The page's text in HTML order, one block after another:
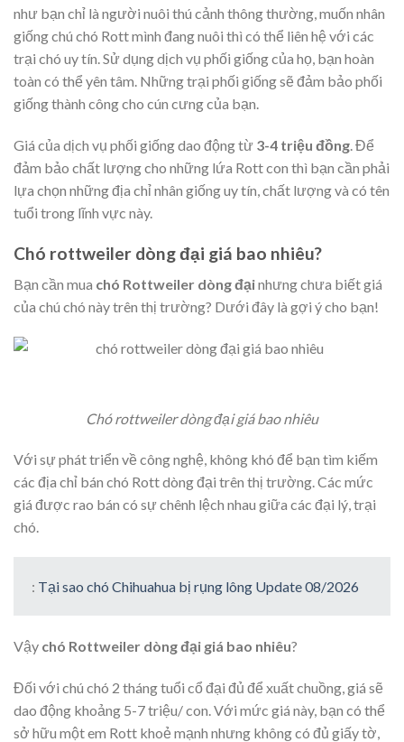
như bạn chỉ là người nuôi thú cảnh thông thường, muốn nhân
giống chú chó Rott mình đang nuôi thì có thể liên hệ với các
trại chó uy tín. Sử dụng dịch vụ phối giống của họ, bạn hoàn
toàn có thể yên tâm. Những trại phối giống sẽ đảm bảo phối
giống thành công cho cún cưng của bạn.
Giá của dịch vụ phối giống dao động từ 3-4 triệu đồng . Để
đảm bảo chất lượng cho những lứa Rott con thì bạn cần phải
lựa chọn những địa chỉ nhân giống uy tín, chất lượng và có tên
tuổi trong lĩnh vực này.
Chó rottweiler dòng đại giá bao nhiêu?
Bạn cần mua chó Rottweiler dòng đạinhưng chưa biết giá
của chú chó này trên thị trường? Dưới đây là gợi ý cho bạn!
Chó rottweiler dòng đại giá bao nhiêu
Với sự phát triển về công nghệ, không khó để bạn tìm kiếm
các địa chỉ bán chó Rott dòng đại trên thị trường. Các mức
giá được rao bán có sự chênh lệch nhau giữa các đại lý, trại
chó.
: Tại sao chó Chihuahua bị rụng lông Update 08/2026
Vậy chó Rottweiler dòng đại giá bao nhiêu?
Đối với chú chó 2 tháng tuổi cổ đại đủ để xuất chuồng, giá sẽ
dao động khoảng 5-7 triệu/ con. Với mức giá này, bạn có thể
sở hữu một em Rott khoẻ mạnh nhưng không có đủ giấy tờ,